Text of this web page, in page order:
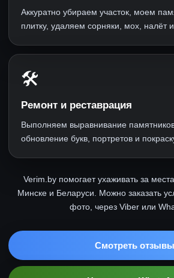
Аккуратно убираем участок, моем
плитку, удаляем сорняки, мох, налёт
🛠
Ремонт и реставрация
Выполняем выравнивание
обновление букв, портретов и
Verim.by помогает ухаживать за
Минске и Беларуси. Можно заказать
фото, через Viber или
Смотреть отзывы